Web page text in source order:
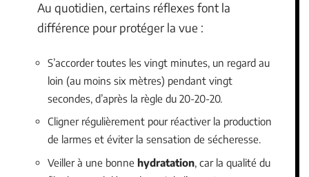
Au quotidien, certains réflexes font la
différence pour protéger la vue :
S’accorder toutes les vingt minutes, un regard au
loin (au moins six mètres) pendant vingt
secondes, d’après la règle du 20-20-20.
Cligner régulièrement pour réactiver la production
de larmes et éviter la sensation de sécheresse.
Veiller à une bonne hydratation, car la qualité du